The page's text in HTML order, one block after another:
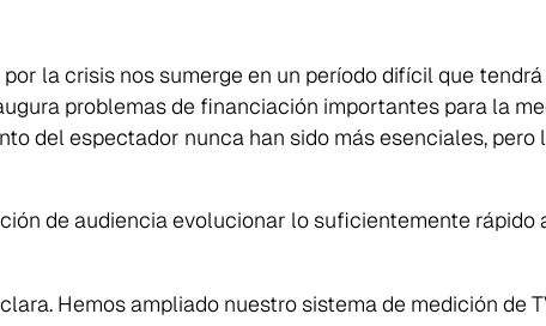
la crisis nos sumerge en un período difícil que
problemas de financiación importantes para la
del espectador nunca han sido más esenciales,
de audiencia evolucionar lo suficientemente rápido
Hemos ampliado nuestro sistema de medición de